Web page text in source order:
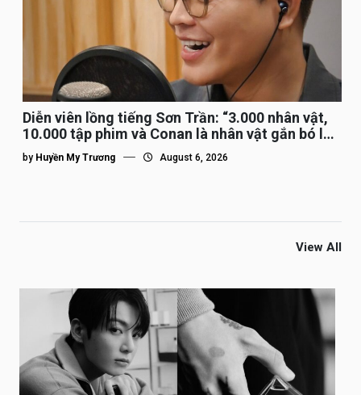
Diễn viên lồng tiếng Sơn Trần: “3.000 nhân vật,
10.000 tập phim và Conan là nhân vật gắn bó lâu
nhất”
by Huyền My Trương August 6, 2026
View All